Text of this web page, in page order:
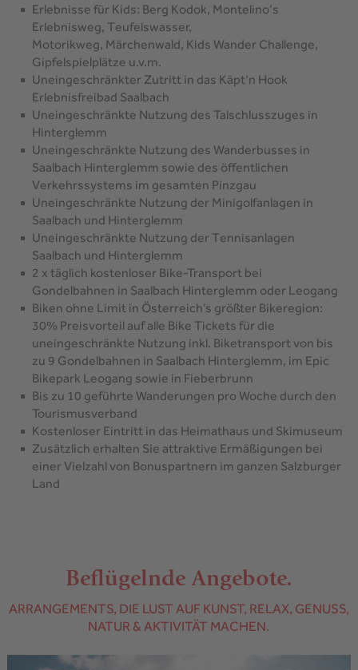
Erlebnisse für Kids: Berg Kodok, Montelino‘s
Erlebnisweg, Teufelswasser,
Motorikweg, Märchenwald, Kids Wander Challenge,
Gipfelspielplätze u.v.m.
Uneingeschränkter Zutritt in das Käpt‘n Hook
Erlebnisfreibad Saalbach
Uneingeschränkte Nutzung des Talschlusszuges in
Hinterglemm
Uneingeschränkte Nutzung des Wanderbusses in
Saalbach Hinterglemm sowie des öffentlichen
Verkehrssystems im gesamten Pinzgau
Uneingeschränkte Nutzung der Minigolfanlagen in
Saalbach und Hinterglemm
Uneingeschränkte Nutzung der Tennisanlagen
Saalbach und Hinterglemm
2 x täglich kostenloser Bike-Transport bei
Gondelbahnen in Saalbach Hinterglemm oder Leogang
Biken ohne Limit in Österreich’s größter Bikeregion:
30% Preisvorteil auf alle Bike Tickets für die
uneingeschränkte Nutzung inkl. Biketransport von bis
zu 9 Gondelbahnen in Saalbach Hinterglemm, im Epic
Bikepark Leogang sowie in Fieberbrunn
Bis zu 10 geführte Wanderungen pro Woche durch den
Tourismusverband
Kostenloser Eintritt in das Heimathaus und Skimuseum
Zusätzlich erhalten Sie attraktive Ermäßigungen bei
einer Vielzahl von Bonuspartnern im ganzen Salzburger
Land
Beflügelnde Angebote.
ARRANGEMENTS, DIE LUST AUF KUNST, RELAX, GENUSS,
NATUR & AKTIVITÄT MACHEN.